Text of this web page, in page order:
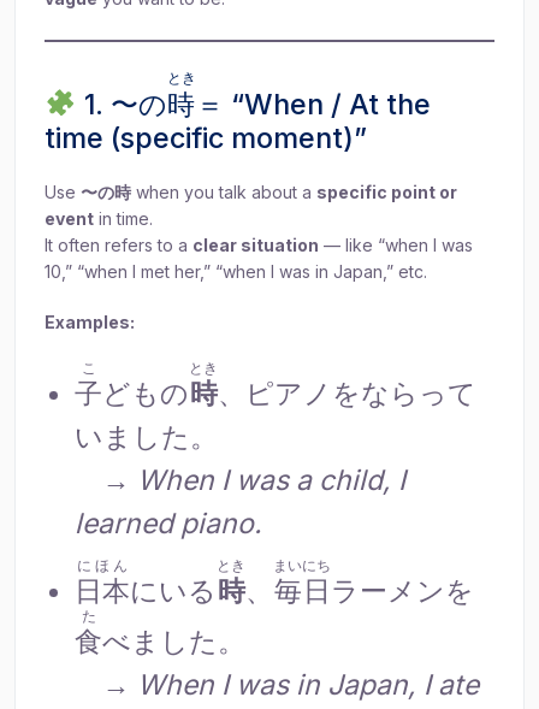
1. 〜の時
とき
＝ “When / At the
time (specific moment)”
Use 〜の時 when you talk about a specific point or
event in time.
It often refers to a clear situation — like “when I was
10,” “when I met her,” “when I was in Japan,” etc.
Examples:
子
こ
どもの時
とき
、ピアノをならって
いました。
→ When I was a child, I
learned piano.
日本
にほん
にいる 時
とき
、 毎日
まいにち
ラーメンを
食
た
べました。
→ When I was in Japan, I ate